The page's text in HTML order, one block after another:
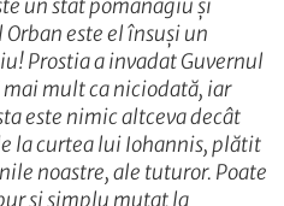
un stat pomanagiu și
este el însuși un
Prostia a invadat Guvernul
mult ca niciodată, iar
este nimic altceva decât
la curtea lui Iohannis, plătit
noastre, ale tuturor. Poate
și simplu mutat la